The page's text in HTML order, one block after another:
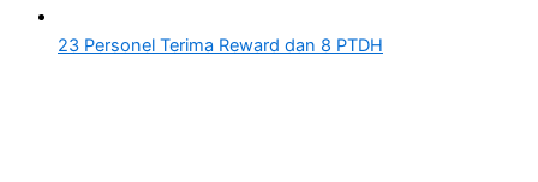
23 Personel Terima Reward dan 8 PTDH